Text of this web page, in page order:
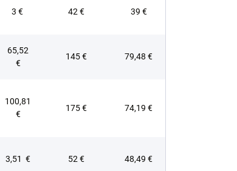
3 € 42 € 39 €
65,52
€
145 € 79,48 €
100,81
€
175 € 74,19 €
3,51 € 52 € 48,49 €